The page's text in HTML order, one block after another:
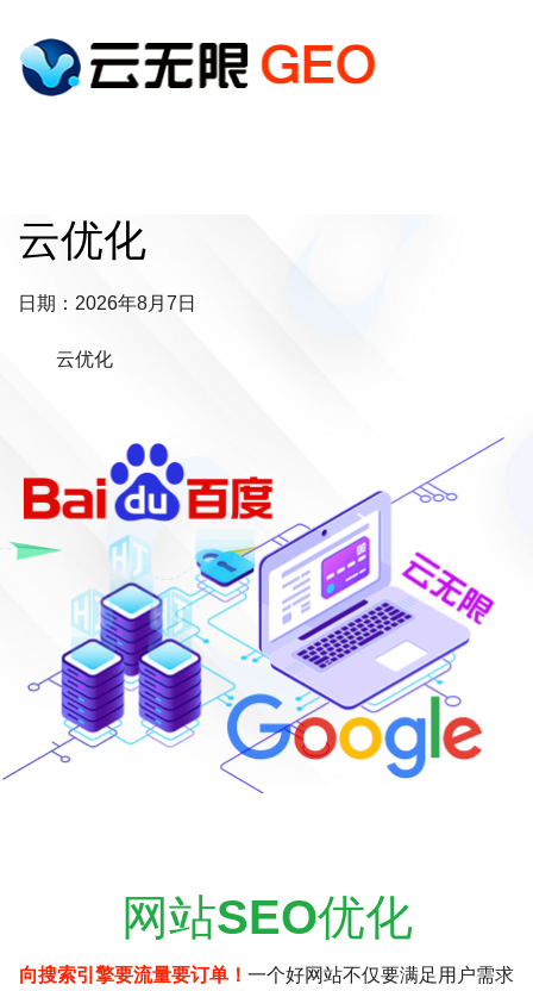
云优化
日期：2026年8月7日
云优化
网站SEO优化
向搜索引擎要流量要订单！ 一个好网站不仅要满足用户需求